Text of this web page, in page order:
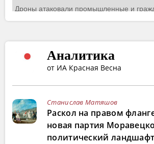
Аналитика
от ИА Красная Весна
Станислав Матяшов
Раскол на правом
новая партия
политический ландшафт